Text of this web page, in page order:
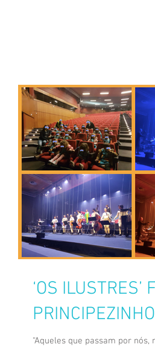
‘OS ILUSTRES’
“Aqueles que passam por